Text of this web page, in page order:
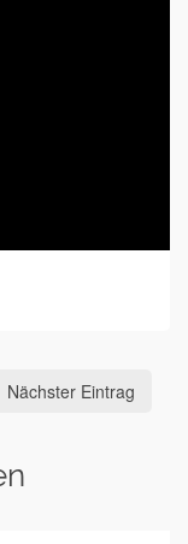
Nächster Eintrag